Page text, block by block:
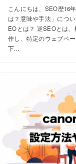
こんにちは、SEO歴16
は？意味や手法」につ
EOとは？ 逆SEOとは
作し、特定のウェブペ
下...